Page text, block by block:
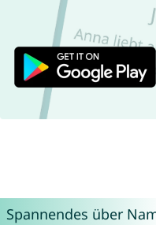
Spannendes über